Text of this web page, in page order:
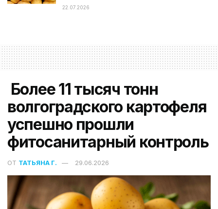
22.07.2026
Более 11 тысяч тонн
волгоградского картофеля
успешно прошли
фитосанитарный контроль
ОТ ТАТЬЯНА Г. 29.06.2026